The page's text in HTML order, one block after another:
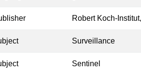
Robert Koch-
Surveillance
Sentinel